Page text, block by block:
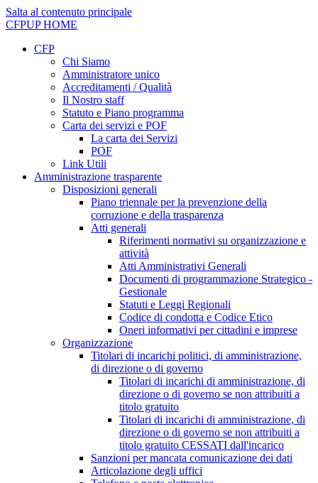
Salta al contenuto principale
CFPUPHOME
CFP
Chi Siamo
Amministratore unico
Accreditamenti / Qualità
Il Nostro staff
Statuto e Piano programma
Carta dei servizi e POF
La carta dei Servizi
POF
Link Utili
Amministrazione trasparente
Disposizioni generali
Piano triennale per la prevenzione della
corruzione e della trasparenza
Atti generali
Riferimenti normativi su organizzazione e
attività
Atti Amministrativi Generali
Documenti di programmazione Strategico -
Gestionale
Statuti e Leggi Regionali
Codice di condotta e Codice Etico
Oneri informativi per cittadini e imprese
Organizzazione
Titolari di incarichi politici, di amministrazione,
di direzione o di governo
Titolari di incarichi di amministrazione, di
direzione o di governo se non attribuiti a
titolo gratuito
Titolari di incarichi di amministrazione, di
direzione o di governo se non attribuiti a
titolo gratuito CESSATI dall'incarico
Sanzioni per mancata comunicazione dei dati
Articolazione degli uffici